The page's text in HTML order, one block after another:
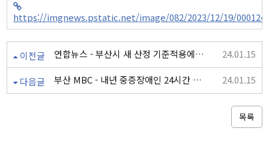
https://imgnews.pstatic.net/image/082/2023/12/19/
이전글 연합뉴스 - 부산시 새 산정 기준적용에 일부 최중증장애인 지원 부족 우려 24.01.15
다음글 부산 MBC - 내년 중증장애인 24시간 지원 축소 우려 24.01.15
목록